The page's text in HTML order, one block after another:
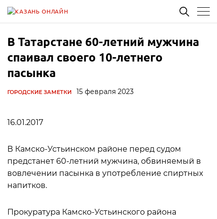
В Татарстане 60-летний мужчина
спаивал своего 10-летнего
пасынка
ГОРОДСКИЕ ЗАМЕТКИ 15 февраля 2023
16.01.2017
В Камско-Устьинском районе перед судом
предстанет 60-летний мужчина, обвиняемый в
вовлечении пасынка в употребление спиртных
напитков.
Прокуратура Камско-Устьинского района